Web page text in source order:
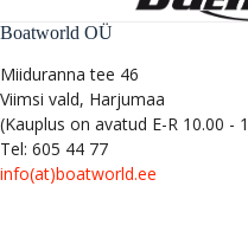
Boatworld OÜ
Miiduranna tee 46
Viimsi vald, Harjumaa
(Kauplus on avatud E-R 10.00 -
Tel: 605 44 77
info(at)boatworld.ee